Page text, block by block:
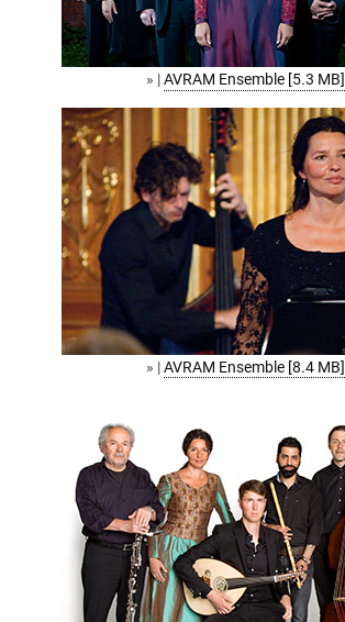
» |AVRAM Ensemble [5.3 MB]
» |AVRAM Ensemble [8.4 MB]